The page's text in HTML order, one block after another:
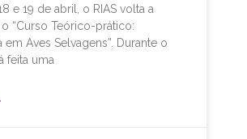
e 19 de abril, o RIAS volta a
“Curso Teórico-prático:
em Aves Selvagens”. Durante o
feita uma